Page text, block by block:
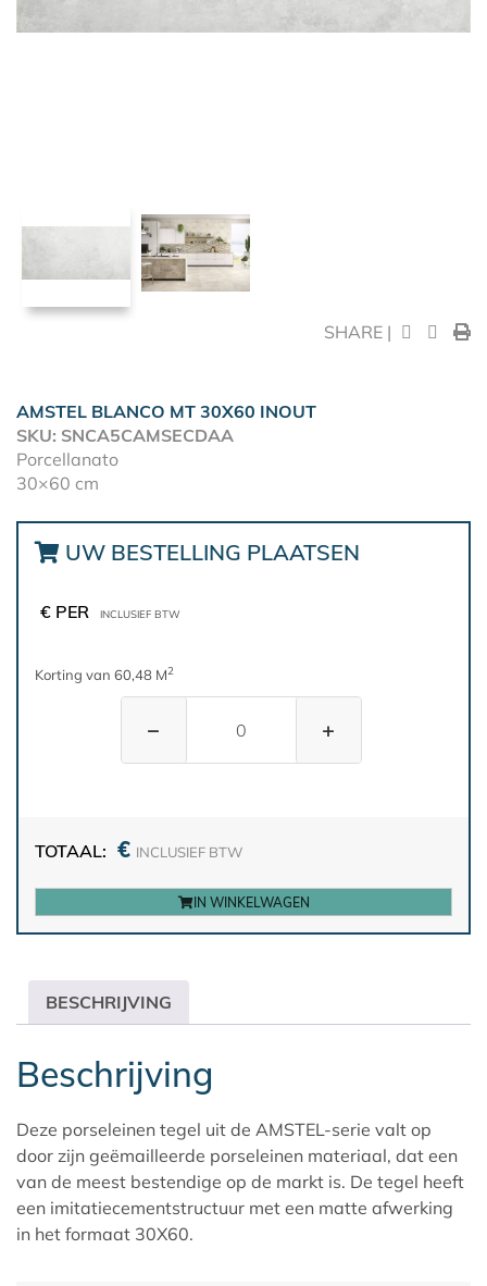
SHARE |
AMSTEL BLANCO MT 30X60 INOUT
SKU: SNCA5CAMSECDAA
Porcellanato
30×60 cm
UW BESTELLING PLAATSEN
€ PER INCLUSIEF BTW
Korting van 60,48 M2
− +
TOTAAL: € INCLUSIEF BTW
IN WINKELWAGEN
BESCHRIJVING
Beschrijving
Deze porseleinen tegel uit de AMSTEL-serie valt op
door zijn geëmailleerde porseleinen materiaal, dat een
van de meest bestendige op de markt is. De tegel heeft
een imitatiecementstructuur met een matte afwerking
in het formaat 30X60.